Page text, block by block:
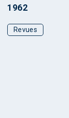
1962
Revues